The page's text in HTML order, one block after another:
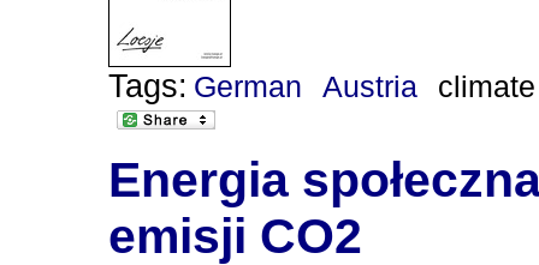
Tags: German Austria climate
Energia
emisji CO2